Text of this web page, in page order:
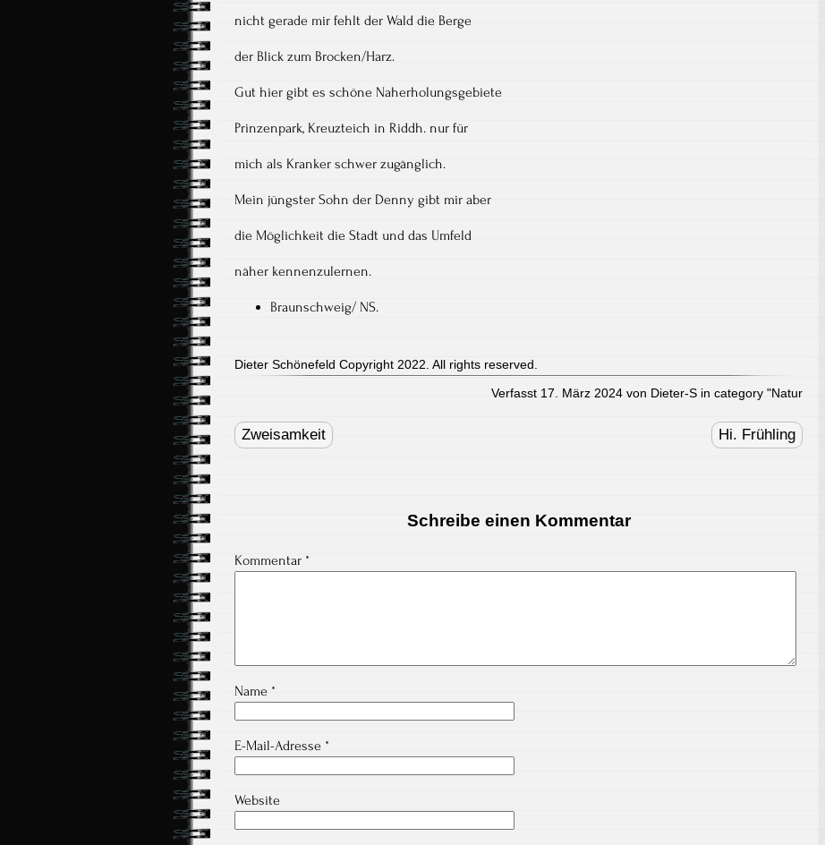
nicht gerade mir fehlt der Wald die Berge
der Blick zum Brocken/Harz.
Gut hier gibt es schöne Naherholungsgebiete
Prinzenpark, Kreuzteich in Riddh. nur für
mich als Kranker schwer zugänglich.
Mein jüngster Sohn der Denny gibt mir aber
die Möglichkeit die Stadt und das Umfeld
näher kennenzulernen.
Braunschweig/ NS.
Dieter Schönefeld Copyright 2022. All rights reserved.
Verfasst 17. März 2024 von Dieter-S in category "Natur
navigation
Zweisamkeit Hi. Frühling
Schreibe einen Kommentar
Kommentar *
Name *
E-Mail-Adresse *
Website